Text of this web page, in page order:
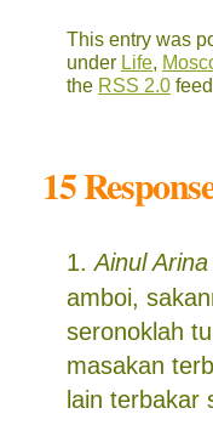
This entry was
under Life,
the RSS 2.0
15
Ainul Arina
amboi,
seronoklah
masakan
lain terbakar